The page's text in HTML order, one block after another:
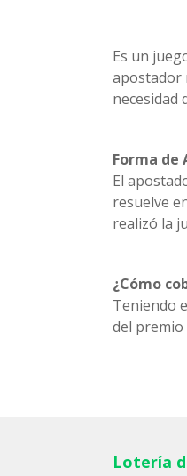
Es un
apostador
necesidad
Forma de
El
resuelve
realizó la
¿Cómo
Teniendo
del premio
Lotería